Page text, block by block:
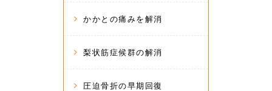
かかとの痛みを解消
梨状筋症候群の解消
圧迫骨折の早期回復